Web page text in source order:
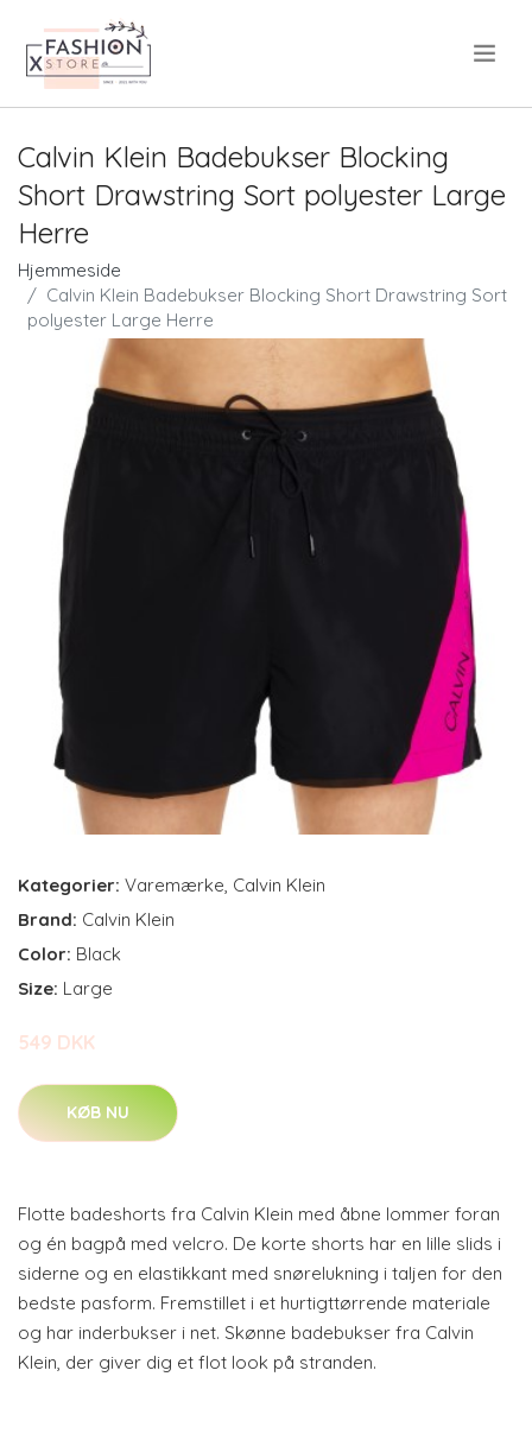
Calvin Klein Badebukser Blocking
Short Drawstring Sort polyester Large
Herre
Hjemmeside
Calvin Klein Badebukser Blocking Short Drawstring Sort
polyester Large Herre
Kategorier: Varemærke, Calvin Klein
Brand: Calvin Klein
Color: Black
Size: Large
549 DKK
KØB NU
Flotte badeshorts fra Calvin Klein med åbne lommer foran
og én bagpå med velcro. De korte shorts har en lille slids i
siderne og en elastikkant med snørelukning i taljen for den
bedste pasform. Fremstillet i et hurtigttørrende materiale
og har inderbukser i net. Skønne badebukser fra Calvin
Klein, der giver dig et flot look på stranden.